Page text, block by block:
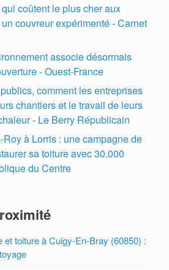
coûtent le plus cher aux
couvreur expérimenté - Carnet
associe désormais
- Ouest-France
comment les entreprises
chantiers et le travail de leurs
- Le Berry Républicain
à Lorris : une campagne de
sa toiture avec 30.000
du Centre
et toiture à Cuigy-En-Bray (60850) :